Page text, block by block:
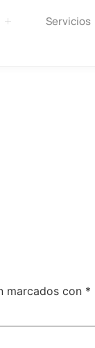
Servicios
marcados con *